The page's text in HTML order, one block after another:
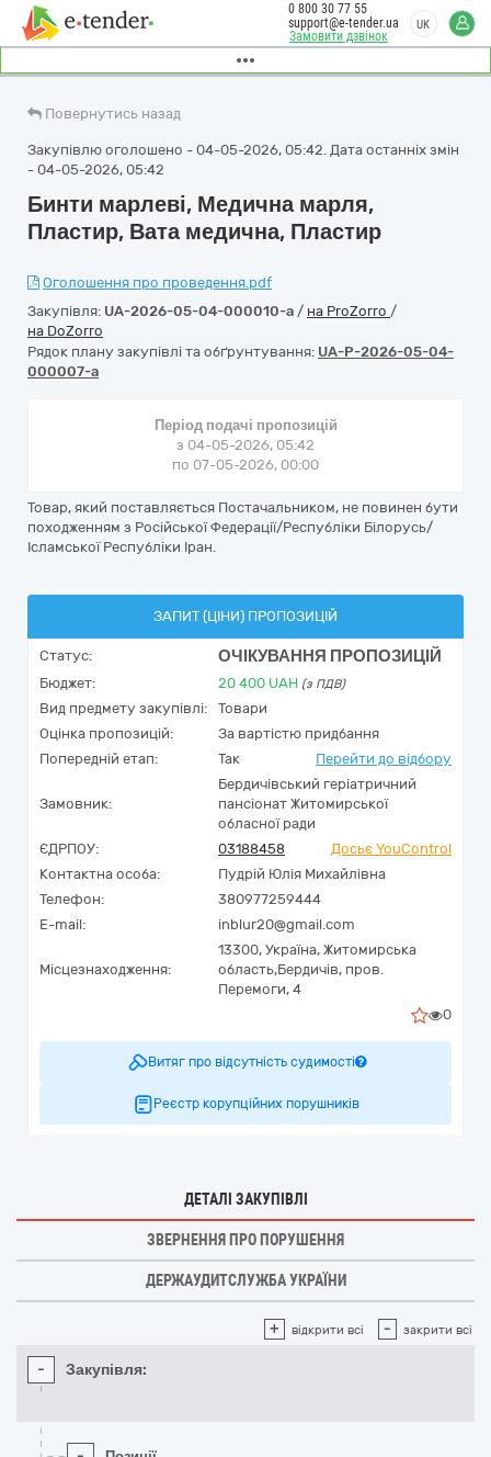
Замовити дзвінок
0 800 30 77 55
support@e-tender.ua
UK
Повернутись назад
Закупівлю оголошено - 04-05-2026, 05:42. Дата останніх змін
- 04-05-2026, 05:42
Бинти марлеві, Медична марля,
Пластир, Вата медична, Пластир
Оголошення про проведення.pdf
Закупівля: UA-2026-05-04-000010-a / на ProZorro /
на DoZorro
Рядок плану закупівлі та обґрунтування: UA-P-2026-05-04-
000007-a
Період подачі пропозицій
з 04-05-2026, 05:42
по 07-05-2026, 00:00
Товар, який поставляється Постачальником, не повинен бути
походженням з Російської Федерації/Республіки Білорусь/
Ісламської Республіки Іран.
ЗАПИТ (ЦІНИ) ПРОПОЗИЦІЙ
Статус: ОЧІКУВАННЯ ПРОПОЗИЦІЙ
Бюджет: 20 400 UAH (з ПДВ)
Вид предмету закупівлі:
Товари
Оцінка пропозицій:
За вартістю придбання
Попередній етап:
Так Перейти до відбору
Замовник:
Бердичівський геріатричний
пансіонат Житомирської
обласної ради
ЄДРПОУ:
03188458
Досьє YouControl
Контактна особа:
Пудрій Юлія Михайлівна
Телефон:
380977259444
E-mail:
inblur20@gmail.com
Місцезнаходження:
13300, Україна, Житомирська
область,Бердичів, пров.
Перемоги, 4
0
Витяг про відсутність судимості
Реєстр корупційних порушників
ДЕТАЛІ ЗАКУПІВЛІ
ЗВЕРНЕННЯ ПРО ПОРУШЕННЯ
ДЕРЖАУДИТСЛУЖБА УКРАЇНИ
+ відкрити всі - закрити всі
- Закупівля: